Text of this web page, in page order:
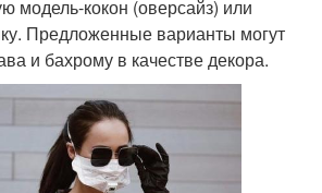
модель-кокон (оверсайз) или
Предложенные варианты могут
и бахрому в качестве декора.